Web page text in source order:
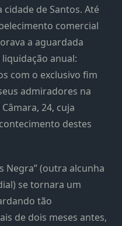
cidade de Santos. Até
comercial
a aguardada
anual:
com o exclusivo fim
admiradores na
24, cuja
destes
Negra” (outra alcunha
se tornara um
tão
de dois meses antes,